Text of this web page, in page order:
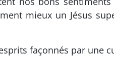
mieux un Jésus
façonnés par une